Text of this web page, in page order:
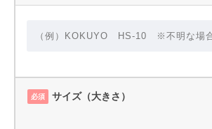
必須 サイズ（大きさ）